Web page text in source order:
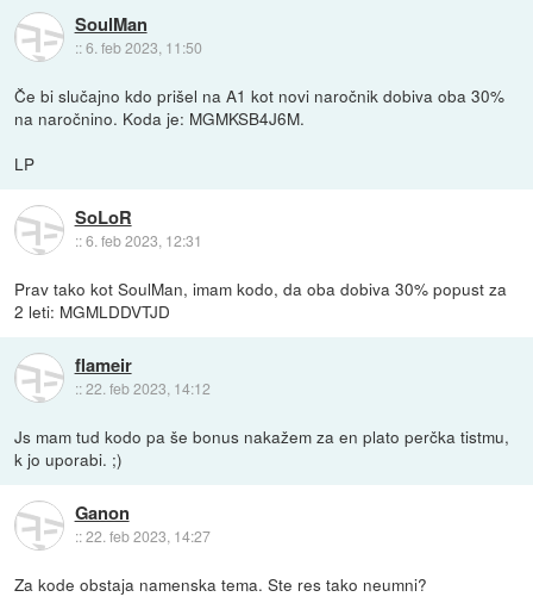
SoulMan
::6. feb 2023, 11:50
Če bi slučajno kdo prišel na A1 kot novi naročnik dobiva oba 30%
na naročnino. Koda je: MGMKSB4J6M.
LP
SoLoR
::6. feb 2023, 12:31
Prav tako kot SoulMan, imam kodo, da oba dobiva 30% popust za
2 leti: MGMLDDVTJD
flameir
::22. feb 2023, 14:12
Js mam tud kodo pa še bonus nakažem za en plato perčka tistmu,
k jo uporabi. ;)
Ganon
::22. feb 2023, 14:27
Za kode obstaja namenska tema. Ste res tako neumni?